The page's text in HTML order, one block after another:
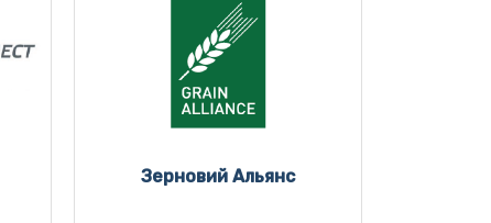
Зерновий Альянс